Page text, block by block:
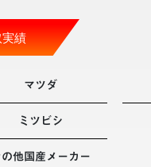
績
マツダ
ミツビシ
の他国産メーカー